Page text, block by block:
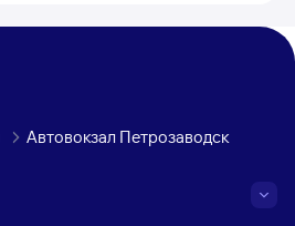
Автовокзал Петрозаводск